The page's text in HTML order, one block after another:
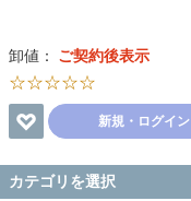
カテゴリを選択
卸値： ご契約後表示
☆☆☆☆☆
新規・ログイン